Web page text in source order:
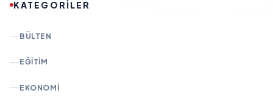
KATEGORİLER
BÜLTEN
EĞITIM
EKONOMI